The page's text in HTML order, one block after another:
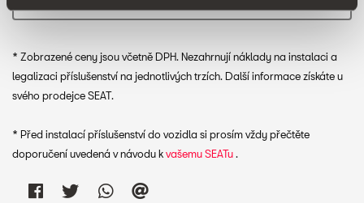
* Zobrazené ceny jsou včetně DPH. Nezahrnují náklady na instalaci a
legalizaci příslušenství na jednotlivých trzích. Další informace získáte u
svého prodejce SEAT.
* Před instalací příslušenství do vozidla si prosím vždy přečtěte
doporučení uvedená v návodu kvašemu SEATu.